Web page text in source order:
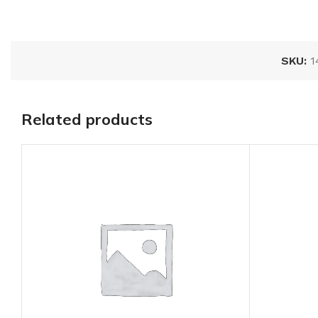
X 6 LC, cal.
SKU:
Related products